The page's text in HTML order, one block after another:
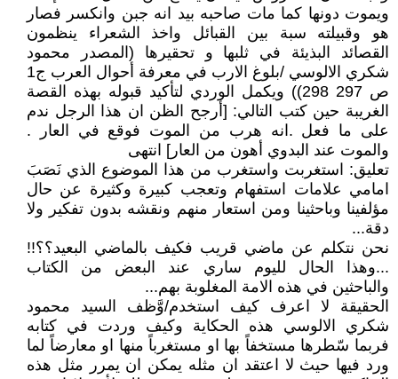
ويموت دونها كما مات صاحبه بيد انه جبن وانكسر فصار
هو وقبيلته سبة بين القبائل واخذ الشعراء ينظمون
القصائد البذيئة في ثلبها و تحقيرها (المصدر محمود
شكري الالوسي /بلوغ الارب في معرفة أحوال العرب ج1
ص 297 298)) ويكمل الوردي لتأكيد قبوله بهذه القصة
الغريبة حين كتب التالي: [أرجح الظن ان هذا الرجل ندم
على ما فعل .انه هرب من الموت فوقع في العار .
والموت عند البدوي أهون من العار] انتهى
تعليق: استغربت واستغرب من هذا الموضوع الذي نَصَبَ
امامي علامات استفهام وتعجب كبيرة وكثيرة عن حال
مؤلفينا وباحثينا ومن استعار منهم ونقشه بدون تفكير ولا
دقة...
نحن نتكلم عن ماضي قريب فكيف بالماضي البعيد؟؟!!
...وهذا الحال لليوم ساري عند البعض من الكتاب
والباحثين في هذه الامة المغلوبة بهم...
الحقيقة لا اعرف كيف استخدم/وَّظف السيد محمود
شكري الالوسي هذه الحكاية وكيف وردت في كتابه
فربما سّطرها مستخفاً بها او مستغرباً منها او معارضاً لما
ورد فيها حيث لا اعتقد ان مثله يمكن ان يمرر مثل هذه